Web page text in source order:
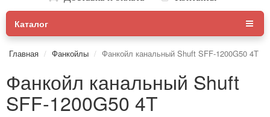
Каталог
Главная Фанкойлы Фанкойл канальный Shuft SFF-1200G50 4T
Фанкойл канальный Shuft
SFF-1200G50 4T